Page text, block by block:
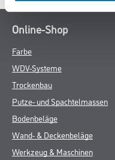
Online-Shop
Farbe
WDV-Systeme
Trockenbau
Putze- und Spachtelmassen
Bodenbeläge
Wand- & Deckenbeläge
Werkzeug & Maschinen